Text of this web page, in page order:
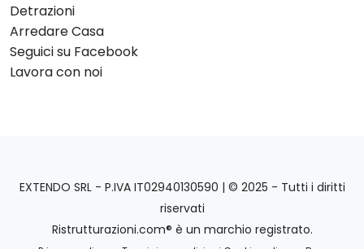
Detrazioni
Arredare Casa
Seguici su Facebook
Lavora con noi
EXTENDO SRL - P.IVA IT02940130590 | © 2025 - Tutti i diritti
riservati
Ristrutturazioni.com® è un marchio registrato.